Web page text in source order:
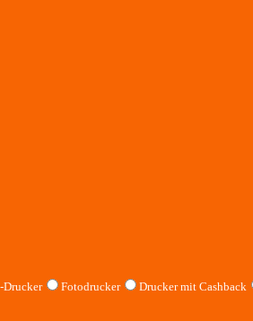
Drucker Fotodrucker
Drucker mit Cashback